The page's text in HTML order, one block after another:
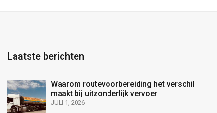
Laatste berichten
Waarom routevoorbereiding het verschil
maakt bij uitzonderlijk vervoer
JULI 1, 2026